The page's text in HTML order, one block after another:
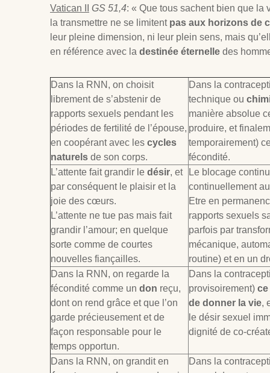
Vatican II
GS 51,4: « Que tous sachent bien que la
la transmettre ne se limitent pas aux horizons de
leur pleine dimension, ni leur plein sens, mais
en référence avec la destinée éternelle des
Dans la RNN, on choisit
librement de s’abstenir de
rapports sexuels pendant les
périodes de fertilité de l’épouse,
en coopérant avec les cycles
naturels de son corps.
Dans la
technique ou
manière absolue
produire, et
temporairement)
fécondité.
L’attente fait grandir le désir, et
par conséquent le plaisir et la
joie des cœurs.
L’attente ne tue pas mais fait
grandir l’amour; en quelque
sorte comme de courtes
nouvelles fiançailles.
Le blocage
continuellement
Etre en
rapports sexuels
parfois par
mécanique,
routine) et en un
Dans la RNN, on regarde la
fécondité comme un don reçu,
dont on rend grâce et que l’on
garde précieusement et de
façon responsable pour le
temps opportun.
Dans la
provisoirement) ce
de donner la vie,
le désir sexuel
dignité de co-
Dans la RNN, on grandit en
Dans la